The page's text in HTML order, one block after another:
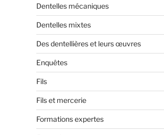
Dentelles mécaniques
Dentelles mixtes
Des dentellières et leurs œuvres
Enquêtes
Fils
Fils et mercerie
Formations expertes